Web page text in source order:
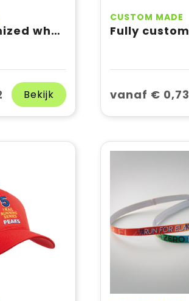
Fully customized wheatstraw/pp Sunglasses
Bekijk
CUSTOM MADE
vanaf € 0,73